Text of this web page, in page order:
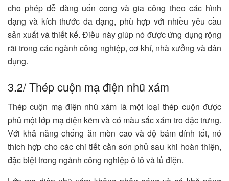
cho phép dễ dàng uốn cong và gia công theo các hình
dạng và kích thước đa dạng, phù hợp với nhiều yêu cầu
sản xuất và thiết kế. Điều này giúp nó được ứng dụng rộng
rãi trong các ngành công nghiệp, cơ khí, nhà xưởng và dân
dụng.
3.2/ Thép cuộn mạ điện nhũ xám
Thép cuộn mạ điện nhũ xám là một loại thép cuộn được
phủ một lớp mạ điện kẽm và có màu sắc xám tro đặc trưng.
Với khả năng chống ăn mòn cao và độ bám dính tốt, nó
thích hợp cho các chi tiết cần sơn phủ sau khi hoàn thiện,
đặc biệt trong ngành công nghiệp ô tô và tủ điện.